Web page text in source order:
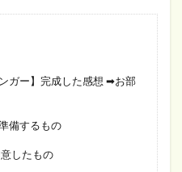
ガー】完成した感想 ➡お部
備するもの
したもの